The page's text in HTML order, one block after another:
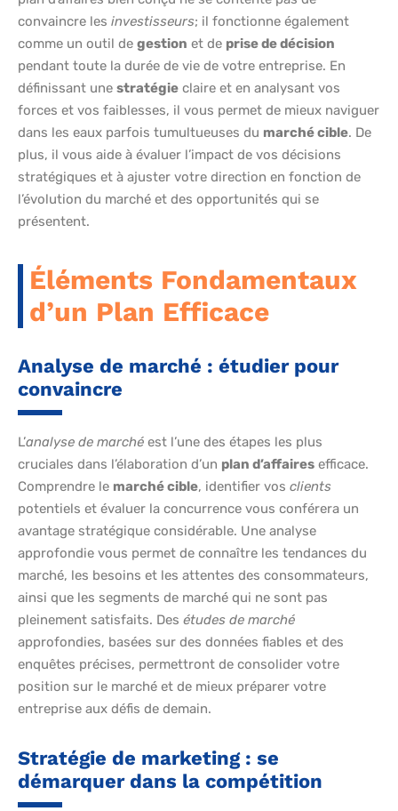
convaincre les investisseurs; il fonctionne également
comme un outil de gestion et de prise de décision
pendant toute la durée de vie de votre entreprise. En
définissant une stratégie claire et en analysant vos
forces et vos faiblesses, il vous permet de mieux naviguer
dans les eaux parfois tumultueuses du marché cible. De
plus, il vous aide à évaluer l’impact de vos décisions
stratégiques et à ajuster votre direction en fonction de
l’évolution du marché et des opportunités qui se
présentent.
Éléments Fondamentaux
d’un Plan Efficace
Analyse de marché : étudier pour
convaincre
L’analyse de marché est l’une des étapes les plus
cruciales dans l’élaboration d’un plan d’affaires efficace.
Comprendre le marché cible, identifier vos clients
potentiels et évaluer la concurrence vous conférera un
avantage stratégique considérable. Une analyse
approfondie vous permet de connaître les tendances du
marché, les besoins et les attentes des consommateurs,
ainsi que les segments de marché qui ne sont pas
pleinement satisfaits. Des études de marché
approfondies, basées sur des données fiables et des
enquêtes précises, permettront de consolider votre
position sur le marché et de mieux préparer votre
entreprise aux défis de demain.
Stratégie de marketing : se
démarquer dans la compétition